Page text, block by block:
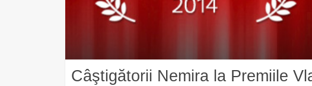
Câştigătorii Nemira la Premiile